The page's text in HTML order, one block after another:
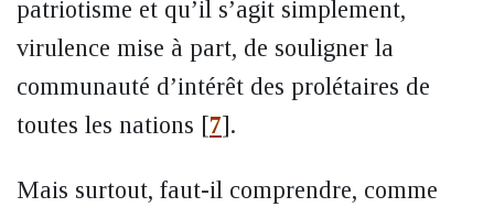
patriotisme et qu’il s’agit simplement,
virulence mise à part, de souligner la
communauté d’intérêt des prolétaires de
toutes les nations [7] .
Mais surtout, faut-il comprendre, comme